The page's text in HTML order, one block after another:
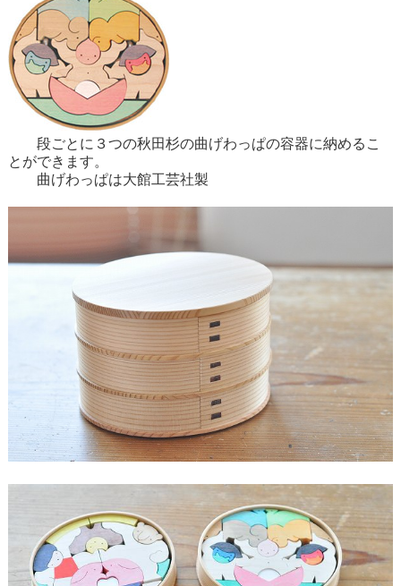
段ごとに３つの秋田杉の曲げわっぱの容器に納めるこ
とができます。
曲げわっぱは大館工芸社製